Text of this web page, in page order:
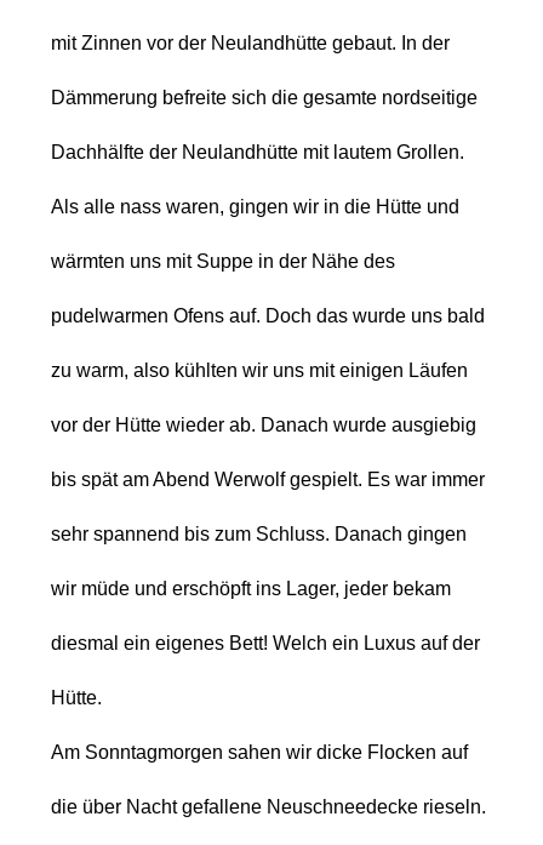
mit Zinnen vor der Neulandhütte gebaut. Inder
Dämmerung befreite sich die gesamte nordseitige
Dachhälfte der Neulandhütte mit lautem Grollen.
Als alle nass waren, gingen wir in die Hütte und
wärmten uns mit Suppe in der Nähe des
pudelwarmen Ofens auf. Doch das wurde uns bald
zuwarm, also kühlten wir uns mit einigen Läufen
vor der Hütte wieder ab. Danachwurde ausgiebig
bis spät am Abend Werwolf gespielt. Es war immer
sehr spannend bis zum Schluss. Danach gingen
wir müde und erschöpft ins Lager, jeder bekam
diesmal ein eigenes Bett! Welch ein Luxus auf der
Hütte.
Am Sonntagmorgen sahen wir dicke Flocken auf
die über Nachtgefallene Neuschneedecke rieseln.